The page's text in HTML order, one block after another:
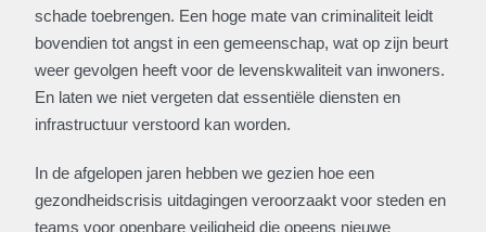
schade toebrengen. Een hoge mate van criminaliteit leidt
bovendien tot angst in een gemeenschap, wat op zijn beurt
weer gevolgen heeft voor de levenskwaliteit van inwoners.
En laten we niet vergeten dat essentiële diensten en
infrastructuur verstoord kan worden.
In de afgelopen jaren hebben we gezien hoe een
gezondheidscrisis uitdagingen veroorzaakt voor steden en
teams voor openbare veiligheid die opeens nieuwe